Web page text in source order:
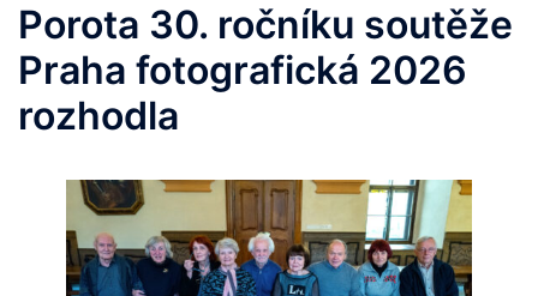
Porota 30. ročníku soutěže
Praha fotografická 2026
rozhodla